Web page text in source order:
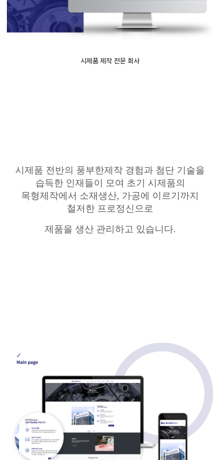
시제품 제작 전문 회사
시제품 전반의 풍부한제작 경험과 첨단 기술을
습득한 인재들이 모여 초기 시제품의
목형제작에서 소재생산, 가공에 이르기까지
철저한 프로정신으로
제품을 생산 관리하고 있습니다.